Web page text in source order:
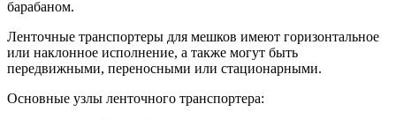
барабаном.
Ленточные транспортеры для мешков имеют горизонтальное
или наклонное исполнение, а также могут быть
передвижными, переносными или стационарными.
Основные узлы ленточного транспортера: